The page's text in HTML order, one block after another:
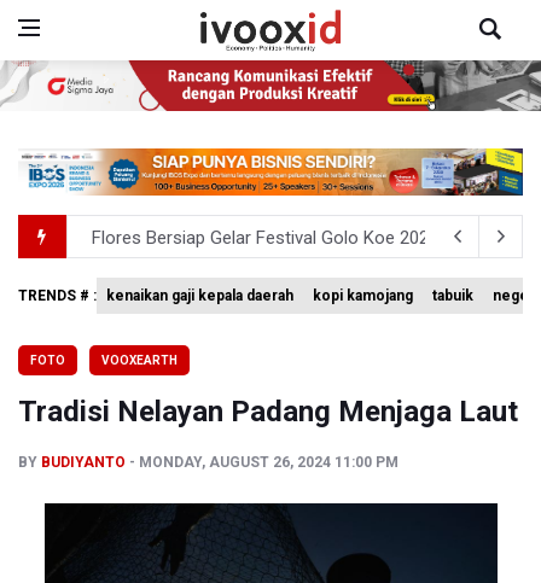
Flores Bersiap Gelar Festival Golo Koe 2026,
Kemkomdigi Targetkan Reaktivasi IGRS Rampung 2026
Anggota DPR Minta Rencana Kenaikan Gaji Kepala
BEI Catat Pertumbuhan Investor Saham Capai 10,05
TRENDS # : kenaikan gaji kepala daerah kopi kamojang tabuik
FOTO VOOXEARTH
Tradisi Nelayan Padang Menjaga Laut
BY BUDIYANTO MONDAY, AUGUST 26, 2024 11:00 PM